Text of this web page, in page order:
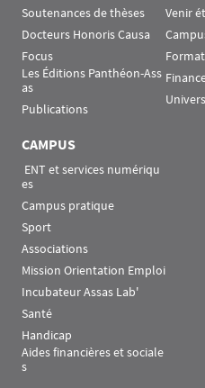
Soutenances de thèses
Docteurs Honoris Causa
Focus
Les Éditions Panthéon-Ass
as
Publications
Venir
CAMPUS
es
Campus pratique
Sport
Associations
Mission Orientation Emploi
Incubateur Assas Lab'
Santé
Handicap
Aides financières et sociale
s